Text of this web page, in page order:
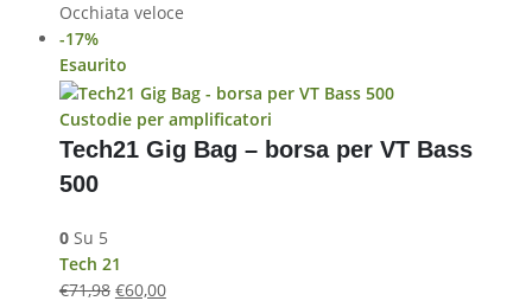
Occhiata veloce
-17%
Esaurito
Custodie per amplificatori
Tech21 Gig Bag – borsa per VT Bass
500
0Su 5
Tech 21
€71,98 €60,00